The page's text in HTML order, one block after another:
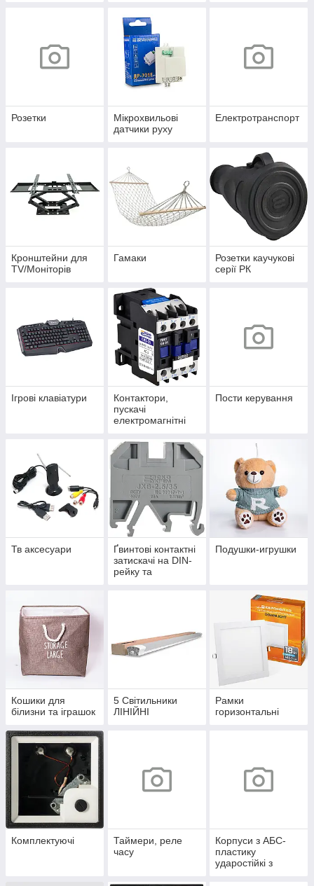
Розетки
Мікрохвильові
датчики руху
Електротранспорт
Кронштейни для
TV/Моніторів
Гамаки
Розетки каучукові
серії РК
Ігрові клавіатури
Контактори,
пускачі
електромагнітні
Пости керування
Тв аксесуари
Ґвинтові контактні
затискачі на DIN-
рейку та
Подушки-игрушки
Кошики для
білизни та іграшок
5 Світильники
ЛІНІЙНІ
Рамки
горизонтальні
Комплектуючі
Таймери, реле
часу
Корпуси з АБС-
пластику
ударостійкі з